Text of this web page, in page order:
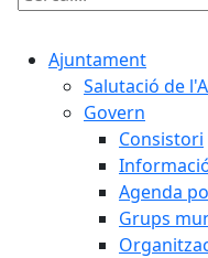
Cercar:
Ajuntament
Salutació de
Govern
Consistori
Agenda
Grups